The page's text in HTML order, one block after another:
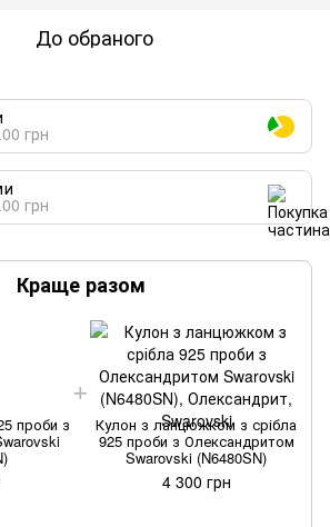
До обраного
грн
грн
Краще разом
проби з Кулон з ланцюжком з срібла
925 проби з Олександритом
Swarovski (N6480SN)
4 300 грн